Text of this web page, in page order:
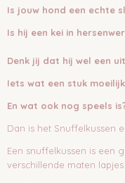
Is jouw hond een echte
Is hij een kei in
Denk jij dat hij wel een
Iets wat een stuk
En wat ook nog speels
Dan is het Snuffelkussen
Een snuffelkussen is een
verschillende maten